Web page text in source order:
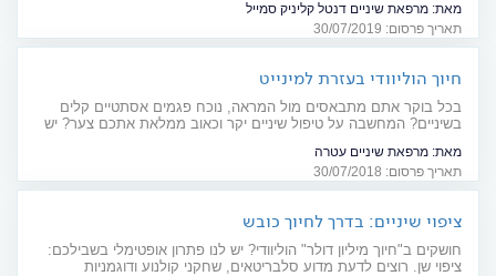
מאת: מרפאת שיניים דנטל קליניק סמייל
תאריך פרסום: 30/07/2019
חיוך הוליוודי בעזרת למינייט
בכל בוקר אתם מתבאסים מול המראה, נוכח פגמים אסתטיים קלים
בשיניים? המחשבה על טיפול שיניים יקר וכאוב ממלאת אתכם צער? יש
פגמים אסתטיים קלים. חיוך מיליון דולר - במחיר שווה לכל נפש
מאת: מרפאת שיניים עטרה
תאריך פרסום: 30/07/2018
ציפוי שיניים: בדרך לחיוך כובש
חושקים ב"חיוך מיליון דולר" הוליוודי? יש לנו פתרון אופטימלי בשבילכם:
ציפוי שן. רוצים לדעת מדוע סלבריטאים, שחקני קולנוע ודוגמניות